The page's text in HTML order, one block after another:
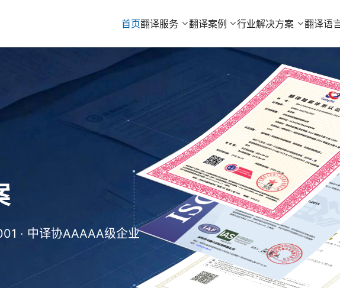
首页翻译服务 翻译案例 行业解决方案 翻译语
130+ · 全球译员10万+